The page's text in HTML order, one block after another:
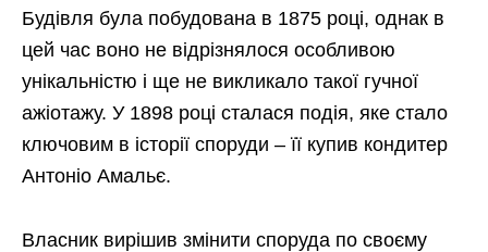
Будівля була побудована в 1875 році, однак в
цей час воно не відрізнялося особливою
унікальністю і ще не викликало такої гучної
ажіотажу. У 1898 році сталася подія, яке стало
ключовим в історії споруди – її купив кондитер
Антоніо Амальє.
Власник вирішив змінити споруда по своєму